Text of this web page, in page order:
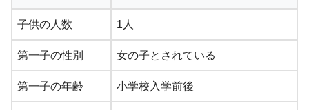
子供の人数 1人
第一子の性別 女の子とされている
第一子の年齢 小学校入学前後